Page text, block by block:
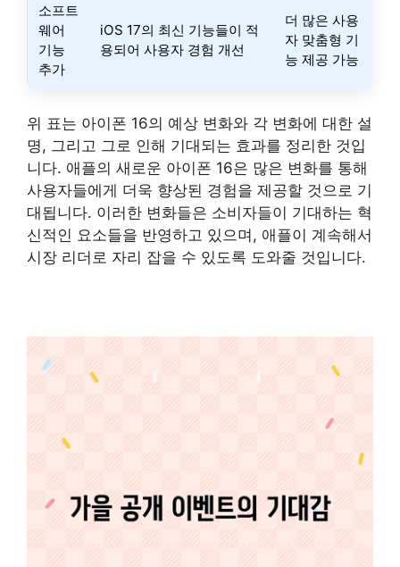
소프트
웨어
기능
추가
iOS 17의 최신 기능들이 적
용되어 사용자 경험 개선
더 많은 사용
자 맞춤형 기
능 제공 가능
위 표는 아이폰 16의 예상 변화와 각 변화에 대한 설
명, 그리고 그로 인해 기대되는 효과를 정리한 것입
니다. 애플의 새로운 아이폰 16은 많은 변화를 통해
사용자들에게 더욱 향상된 경험을 제공할 것으로 기
대됩니다. 이러한 변화들은 소비자들이 기대하는 혁
신적인 요소들을 반영하고 있으며, 애플이 계속해서
시장 리더로 자리 잡을 수 있도록 도와줄 것입니다.